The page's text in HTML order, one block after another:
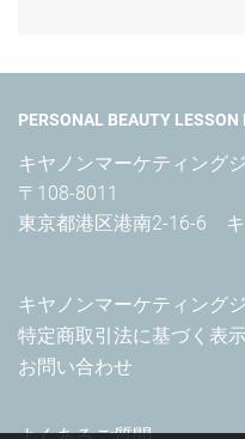
PERSONAL BEAUTY LESSON
キヤノンマーケティング
〒108-8011
東京都港区港南2-16-6　
キヤノンマーケティング
特定商取引法に基づく表
お問い合わせ